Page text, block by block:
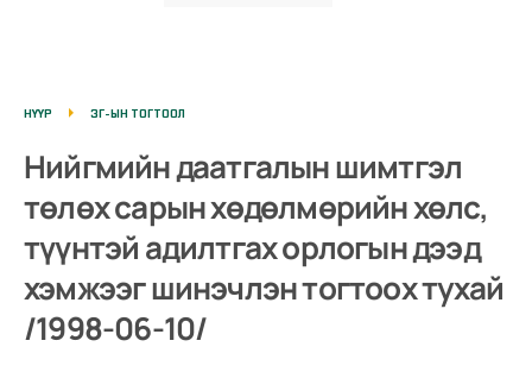
НҮҮР ЗГ-ЫН ТОГТООЛ
Нийгмийн даатгалын шимтгэл
төлөх сарын хөдөлмөрийн хөлс,
түүнтэй адилтгах орлогын дээд
хэмжээг шинэчлэн тогтоох тухай
/1998-06-10/